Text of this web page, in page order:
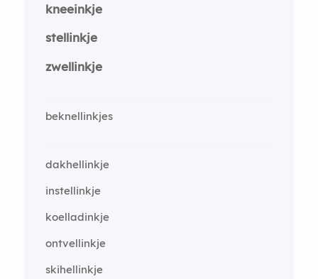
kneeinkje
stellinkje
zwellinkje
beknellinkjes
dakhellinkje
instellinkje
koelladinkje
ontvellinkje
skihellinkje